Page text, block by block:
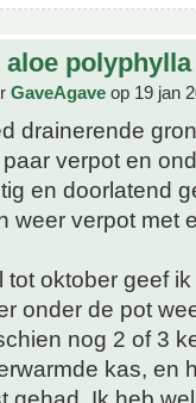
aloe polyphylla
GaveAgave op 19 jan
drainerende
verpot en
en doorlatend
weer verpot met
tot oktober geef
onder de pot
nog 2 of 3
kas, en